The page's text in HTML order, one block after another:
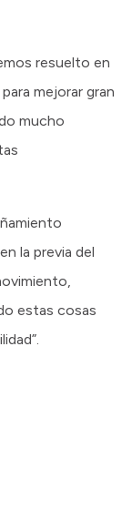
resuelto en
mejorar gran
mucho
la previa del
estas cosas